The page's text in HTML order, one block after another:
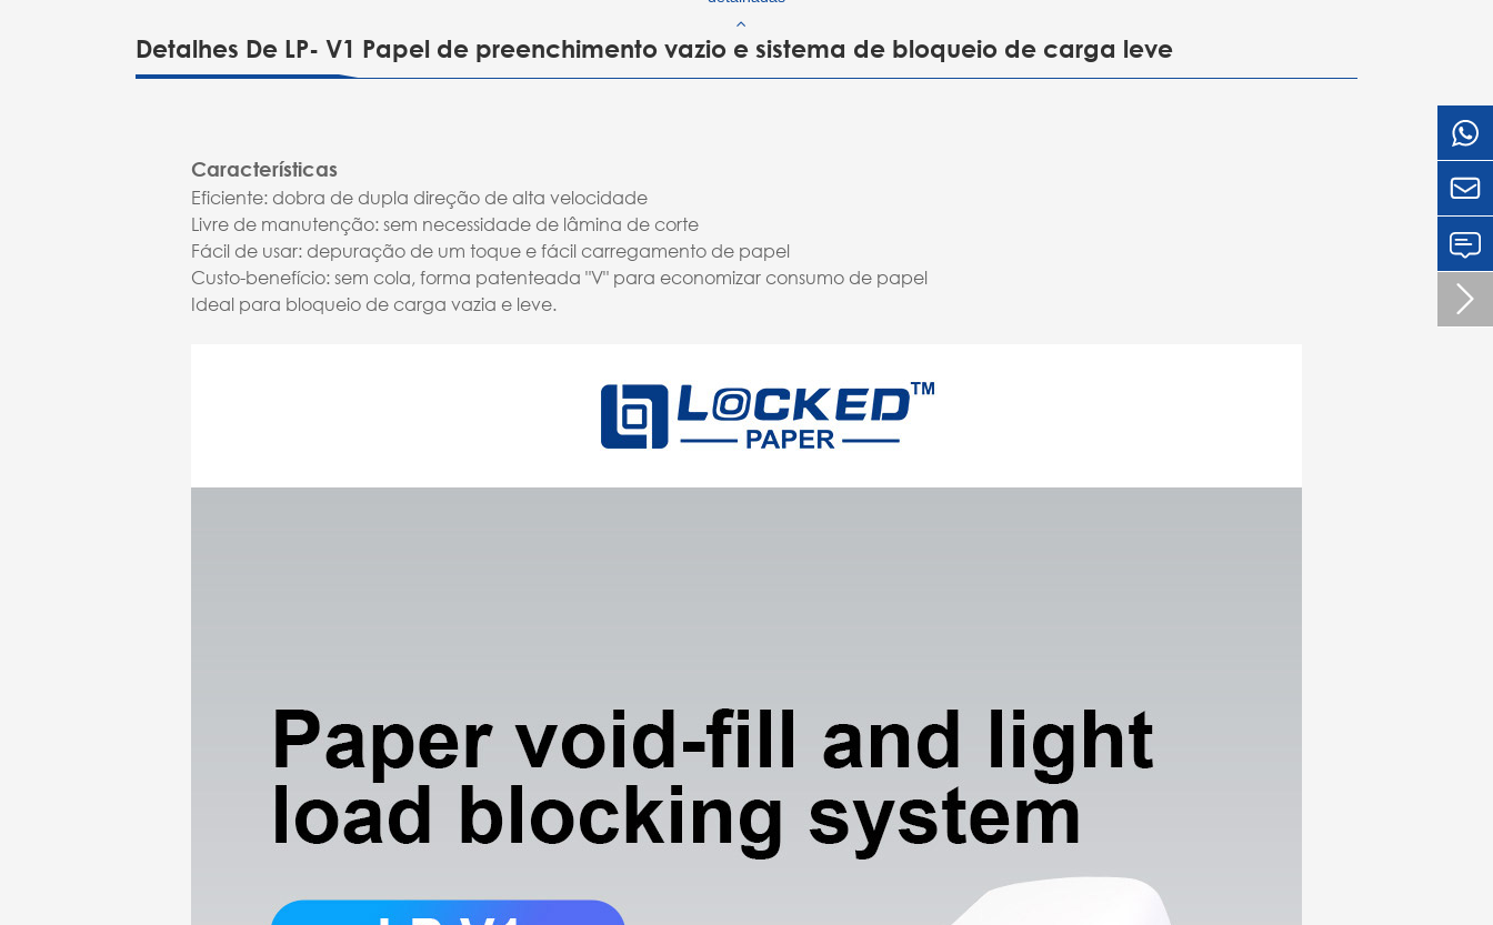
Detalhes De LP- V1 Papel de preenchimento vazio e sistema de bloqueio de carga leve
Características
Eficiente: dobra de dupla direção de alta velocidade
Livre de manutenção: sem necessidade de lâmina de corte
Fácil de usar: depuração de um toque e fácil carregamento de papel
Custo-benefício: sem cola, forma patenteada "V" para economizar consumo de papel
Ideal para bloqueio de carga vazia e leve.

